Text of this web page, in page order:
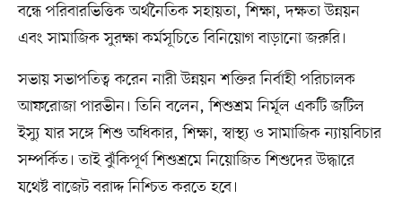
বন্ধে পরিবারভিত্তিক অর্থনৈতিক সহায়তা, শিক্ষা, দক্ষতা উন্নয়ন
এবং সামাজিক সুরক্ষা কর্মসূচিতে বিনিয়োগ বাড়ানো জরুরি।
সভায় সভাপতিত্ব করেন নারী উন্নয়ন শক্তির নির্বাহী পরিচালক
আফরোজা পারভীন। তিনি বলেন, শিশুশ্রম নির্মূল একটি জটিল
ইস্যু যার সঙ্গে শিশু অধিকার, শিক্ষা, স্বাস্থ্য ও সামাজিক ন্যায়বিচার
সম্পর্কিত। তাই ঝুঁকিপূর্ণ শিশুশ্রমে নিয়োজিত শিশুদের উদ্ধারে
যথেষ্ট বাজেট বরাদ্দ নিশ্চিত করতে হবে।